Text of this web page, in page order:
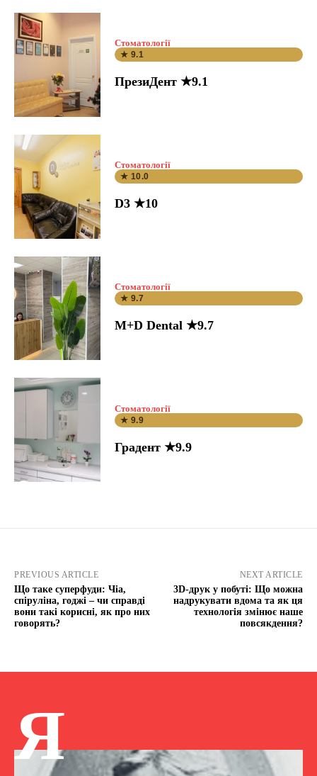
Стоматології
★ 9.1
ПрезиДент ★9.1
Стоматології
★ 10.0
D3 ★10
Стоматології
★ 9.7
M+D Dental ★9.7
Стоматології
★ 9.9
Градент ★9.9
PREVIOUS ARTICLE
Що таке суперфуди: Чіа,
спіруліна, годжі – чи справді
вони такі корисні, як про них
говорять?
NEXT ARTICLE
3D-друк у побуті: Що можна
надрукувати вдома та як ця
технологія змінює наше
повсякдення?
Я